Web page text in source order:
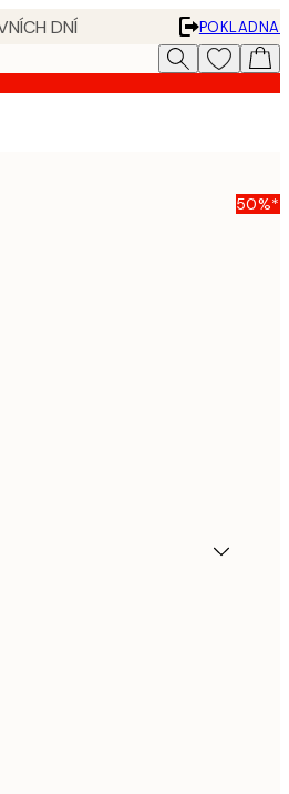
DNÍ
POKLADNA
50%*